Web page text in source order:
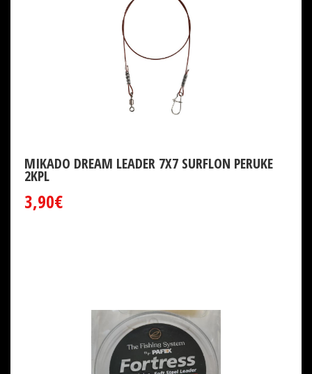
MIKADO DREAM LEADER 7X7 SURFLON PERUKE
2KPL
3,90€